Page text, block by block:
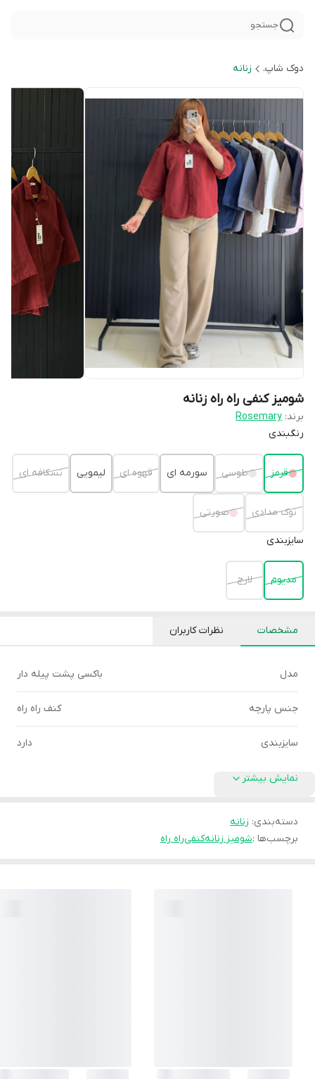
جستجو
دوک شاپ. زنانه
شومیز کنفی راه راه زنانه
برند: Rosemary
رنگبندی
قرمز طوسی سورمه ای قهوه ای لیمویی نسکافه ای
نوک مدادی صورتی
سایزبندی
مدیوم لارج
مشخصات نظرات کاربران
مدل باکسی پشت پیله دار
جنس پارچه کنف راه راه
سایزبندی دارد
نمایش بیشتر
دسته‌بندی: زنانه
برچسب‌ها :شومیز زنانهکنفیراه راه